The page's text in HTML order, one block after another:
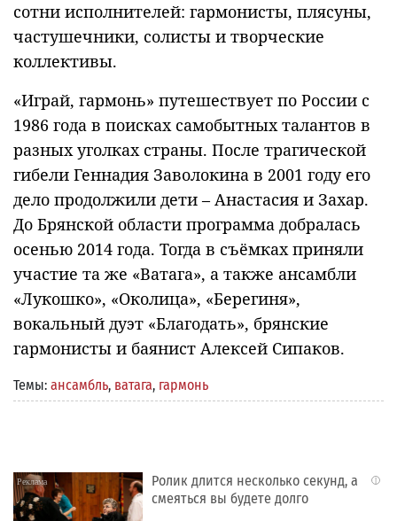
сотни исполнителей: гармонисты, плясуны,
частушечники, солисты и творческие
коллективы.
«Играй, гармонь» путешествует по России с
1986 года в поисках самобытных талантов в
разных уголках страны. После трагической
гибели Геннадия Заволокина в 2001 году его
дело продолжили дети – Анастасия и Захар.
До Брянской области программа добралась
осенью 2014 года. Тогда в съёмках приняли
участие та же «Ватага», а также ансамбли
«Лукошко», «Околица», «Берегиня»,
вокальный дуэт «Благодать», брянские
гармонисты и баянист Алексей Сипаков.
Темы: ансамбль, ватага, гармонь
i
Ролик длится несколько секунд, а
смеяться вы будете долго